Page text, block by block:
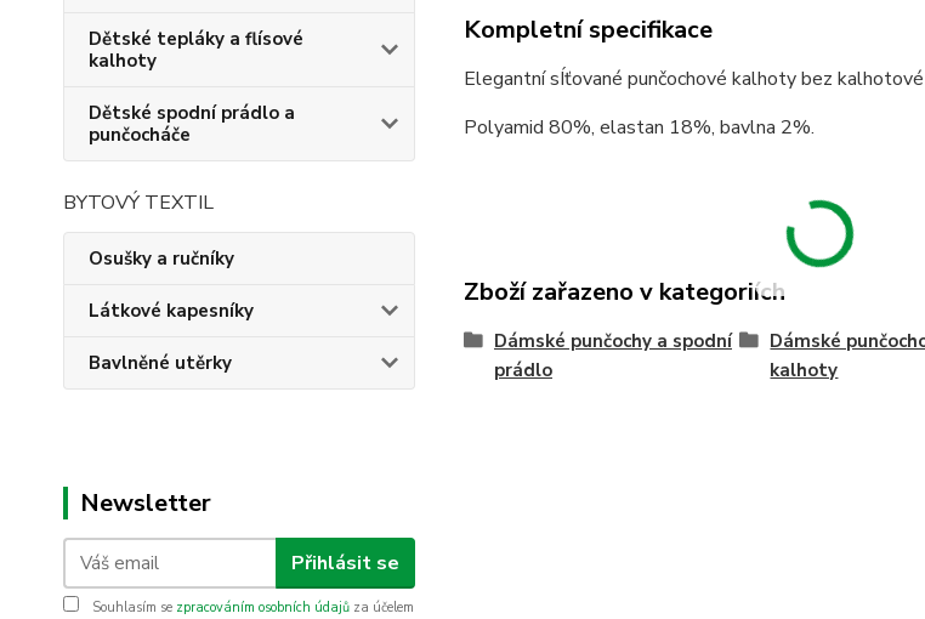
Dětské tepláky a flísové
kalhoty
Dětské spodní prádlo a
punčocháče
BYTOVÝ TEXTIL
Osušky a ručníky
Látkové kapesníky
Bavlněné utěrky
Newsletter
Přihlásit se
Souhlasím se zpracováním osobních údajů za účelem
Kompletní specifikace
Elegantní sÍťované punčochové kalhoty bez
Polyamid 80%, elastan 18%, bavlna 2%.
Zboží zařazeno v kategoriích
Dámské punčochy a spodní
prádlo
Dámské
kalhoty